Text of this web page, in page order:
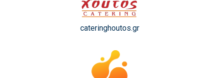
cateringhoutos.gr